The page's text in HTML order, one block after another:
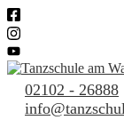
02102 - 26888